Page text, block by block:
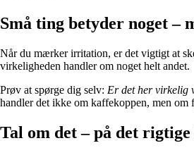
Små ting betyder noget –
Når du mærker irritation, er det vigtigt at
virkeligheden handler om noget helt andet.
Prøv at spørge dig selv: Er det her virkelig
handler det ikke om kaffekoppen, men om
Tal om det – på det